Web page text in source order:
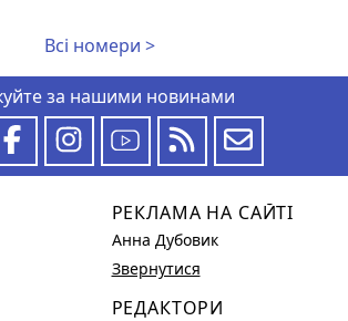
Всі номери >
за нашими новинами
РЕКЛАМА НА САЙТІ
Анна Дубовик
Звернутися
РЕДАКТОРИ